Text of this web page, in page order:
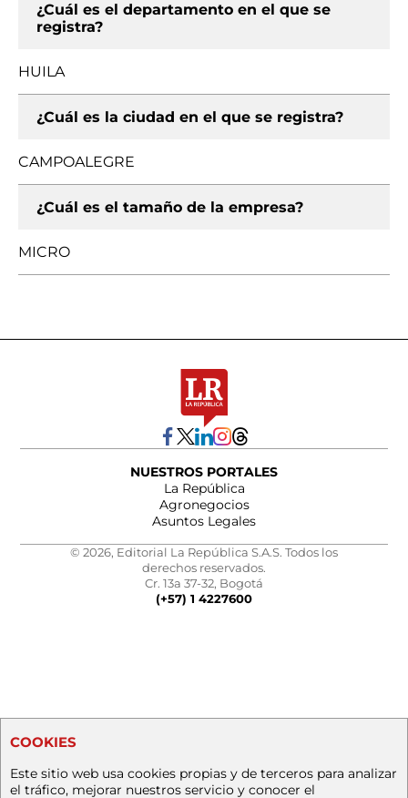
¿Cuál es el departamento en el que se
registra?
HUILA
¿Cuál es la ciudad en el que se registra?
CAMPOALEGRE
¿Cuál es el tamaño de la empresa?
MICRO
NUESTROS PORTALES
La República
Agronegocios
Asuntos Legales
© 2026, Editorial La República S.A.S. Todos los
derechos reservados.
Cr. 13a 37-32, Bogotá
(+57) 1 4227600
COOKIES
Este sitio web usa cookies propias y de terceros para analizar
el tráfico, mejorar nuestros servicio y conocer el